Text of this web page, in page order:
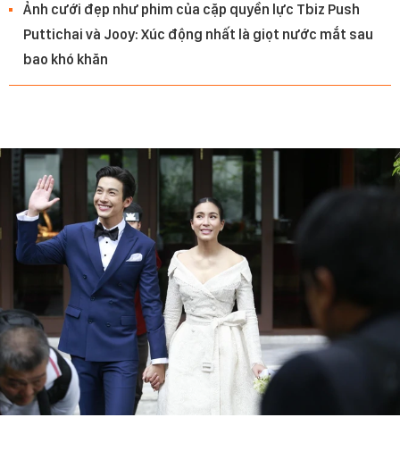
Ảnh cưới đẹp như phim của cặp quyền lực Tbiz Push
Puttichai và Jooy: Xúc động nhất là giọt nước mắt sau
bao khó khăn